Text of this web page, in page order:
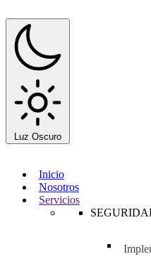
Luz Oscuro
Inicio
Nosotros
Servicios